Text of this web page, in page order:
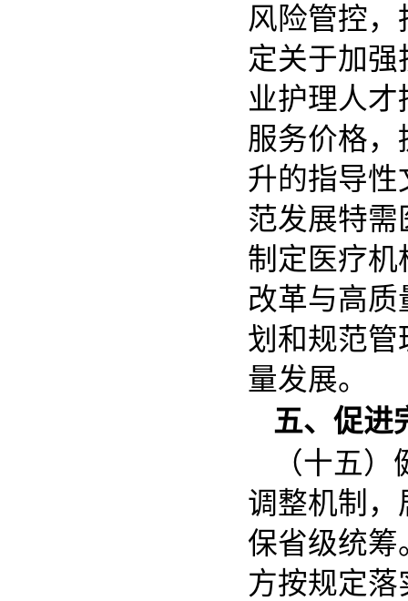
风险管控
定关于加
业护理人
服务价格
升的指导
范发展特
制定医疗
改革与高
划和规范
量发展。
五、促进
（十五
调整机制
保省级统
方按规定